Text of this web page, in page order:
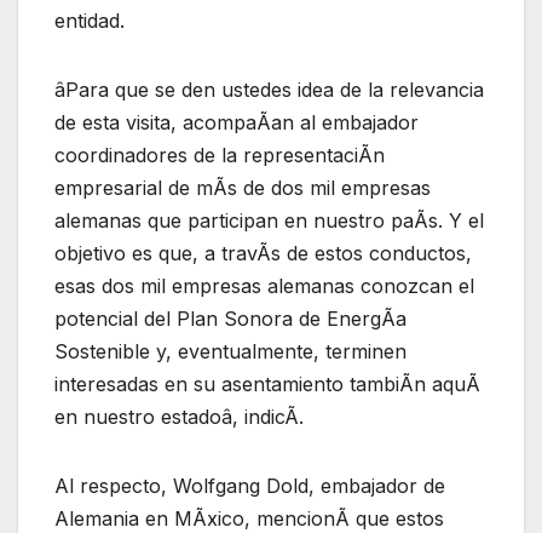
entidad.
âPara que se den ustedes idea de la relevancia
de esta visita, acompaÃan al embajador
coordinadores de la representaciÃn
empresarial de mÃs de dos mil empresas
alemanas que participan en nuestro paÃs. Y el
objetivo es que, a travÃs de estos conductos,
esas dos mil empresas alemanas conozcan el
potencial del Plan Sonora de EnergÃa
Sostenible y, eventualmente, terminen
interesadas en su asentamiento tambiÃn aquÃ
en nuestro estadoâ, indicÃ.
Al respecto, Wolfgang Dold, embajador de
Alemania en MÃxico, mencionÃ que estos